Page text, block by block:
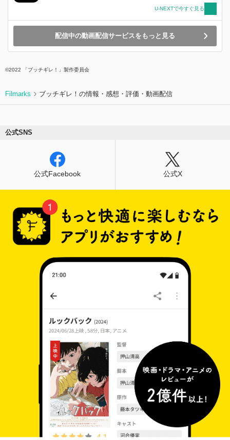
U-NEXTで今すぐ見る
配信中の動画配信サービスをもっと見る
©2022 「ブッチギレ！」製作委員会
Filmarks ブッチギレ！の情報・感想・評価・動画配信
公式SNS
公式Facebook 公式X